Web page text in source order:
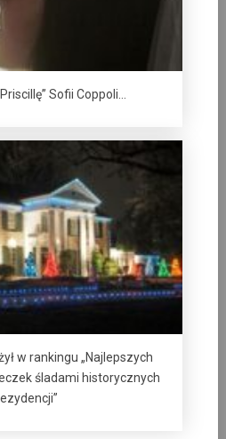
Sofii Coppoli…
w rankingu „Najlepszych
śladami historycznych